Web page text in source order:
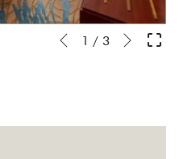
幻
映
点
链
先前 1 / 3 下